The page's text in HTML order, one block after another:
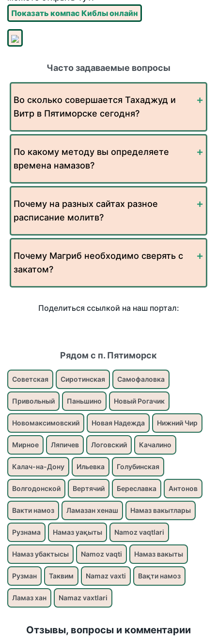
Показать компас Киблы онлайн
Часто задаваемые вопросы
Во сколько совершается Тахаджуд и
Витр в Пятиморске сегодня?
По какому методу вы определяете
времена намазов?
Почему на разных сайтах разное
расписание молитв?
Почему Магриб необходимо сверять с
закатом?
Поделиться ссылкой на наш портал:
Рядом с п. Пятиморск
Советская Сиротинская Самофаловка
Привольный Паньшино Новый Рогачик
Новомаксимовский Новая Надежда Нижний Чир
Мирное Ляпичев Логовский Качалино
Калач-на-Дону Ильевка Голубинская
Волгодонской Вертячий Береславка Антонов
Вакти намоз Ламазан хенаш Намаз вакытлары
Рузнама Намаз уақыты Namoz vaqtlari
Намаз убактысы Namoz vaqti Намаз вакыты
Рузман Таквим Namaz vaxti Вақти намоз
Ламаз хан Namaz vaxtlari
Отзывы, вопросы и комментарии